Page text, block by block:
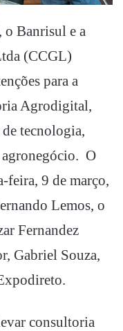
Banrisul e a
(CCGL)
para a
Agrodigital,
tecnologia,
agronegócio. O
feira, 9 de março,
Lemos, o
Fernandez
Gabriel Souza,
consultoria